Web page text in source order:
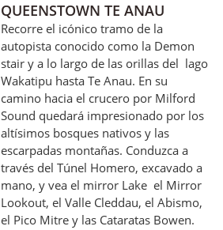
QUEENSTOWN TE ANAU
Recorre el icónico tramo de la
autopista conocido como la Demon
stair y a lo largo de las orillas del lago
Wakatipu hasta Te Anau. En su
camino hacia el crucero por Milford
Sound quedará impresionado por los
altísimos bosques nativos y las
escarpadas montañas. Conduzca a
través del Túnel Homero, excavado a
mano, y vea el mirror Lake el Mirror
Lookout, el Valle Cleddau, el Abismo,
el Pico Mitre y las Cataratas Bowen.